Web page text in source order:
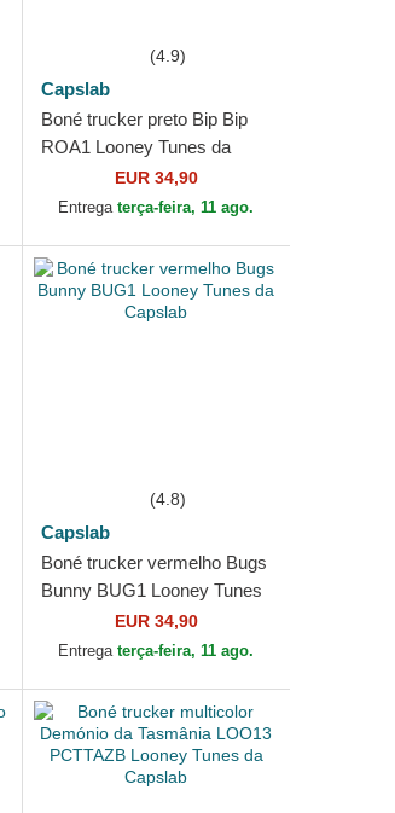
(4.9)
Capslab
Boné trucker preto Bip Bip
ROA1 Looney Tunes da
EUR 34,90
Entregaterça-feira, 11 ago.
(4.8)
Capslab
Boné trucker vermelho Bugs
Bunny BUG1 Looney Tunes
da CapslabEUR 34,90
Entregaterça-feira, 11 ago.